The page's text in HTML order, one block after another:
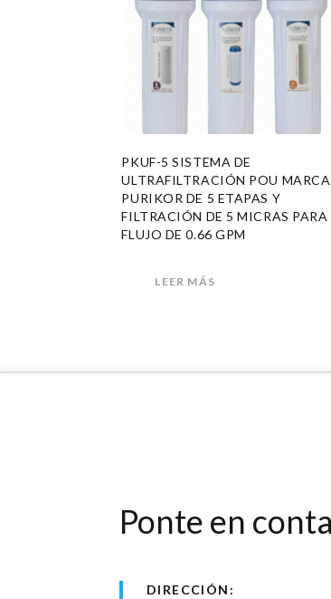
PKUF-5 SISTEMA DE
ULTRAFILTRACIÓN POU MARCA
PURIKOR DE 5 ETAPAS Y
FILTRACIÓN DE 5 MICRAS PARA
FLUJO DE 0.66 GPM
LEER MÁS
Ponte en
DIRECCIÓN